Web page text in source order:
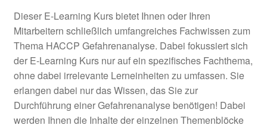
Dieser E-Learning Kurs bietet Ihnen oder Ihren
Mitarbeitern schließlich umfangreiches Fachwissen zum
Thema HACCP Gefahrenanalyse. Dabei fokussiert sich
der E-Learning Kurs nur auf ein spezifisches Fachthema,
ohne dabei irrelevante Lerneinheiten zu umfassen. Sie
erlangen dabei nur das Wissen, das Sie zur
Durchführung einer Gefahrenanalyse benötigen! Dabei
werden Ihnen die Inhalte der einzelnen Themenblöcke